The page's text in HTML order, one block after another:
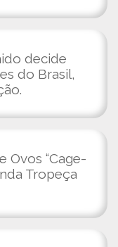
decide
do Brasil,
Ovos “Cage-
Tropeça